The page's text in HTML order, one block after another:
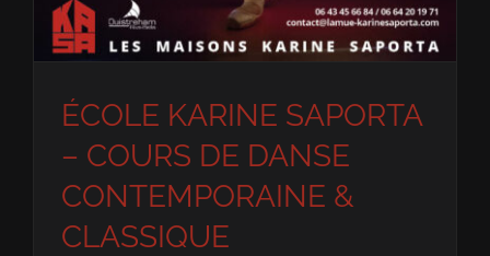
ÉCOLE KARINE SAPORTA
– COURS DE DANSE
CONTEMPORAINE &
CLASSIQUE